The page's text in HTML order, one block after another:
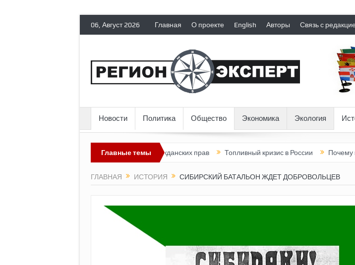
06, Август 2026 Главная О проекте English Авторы Связь с
Новости Политика Общество Экономика Экология
Главные темы
лишает политических эмигрантов гражданских прав Топливный кризис в России Почему
ГЛАВНАЯ ИСТОРИЯ СИБИРСКИЙ БАТАЛЬОН ЖДЕТ ДОБРОВОЛЬЦЕВ